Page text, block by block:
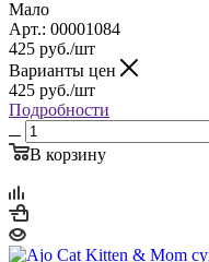
Мало
Арт.: 00001084
425 руб./шт
Варианты цен
425 руб./шт
Подробности
В корзину